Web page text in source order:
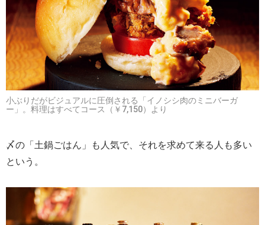
小ぶりだがビジュアルに圧倒される「イノシシ肉のミニバーガ
ー」。料理はすべてコース（￥7,150）より
〆の「土鍋ごはん」も人気で、それを求めて来る人も多い
という。